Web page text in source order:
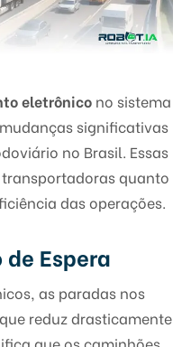
eletrônico no sistema
significativas
no Brasil. Essas
quanto
das operações.
de Espera
as paradas nos
reduz drasticamente
que os caminhões